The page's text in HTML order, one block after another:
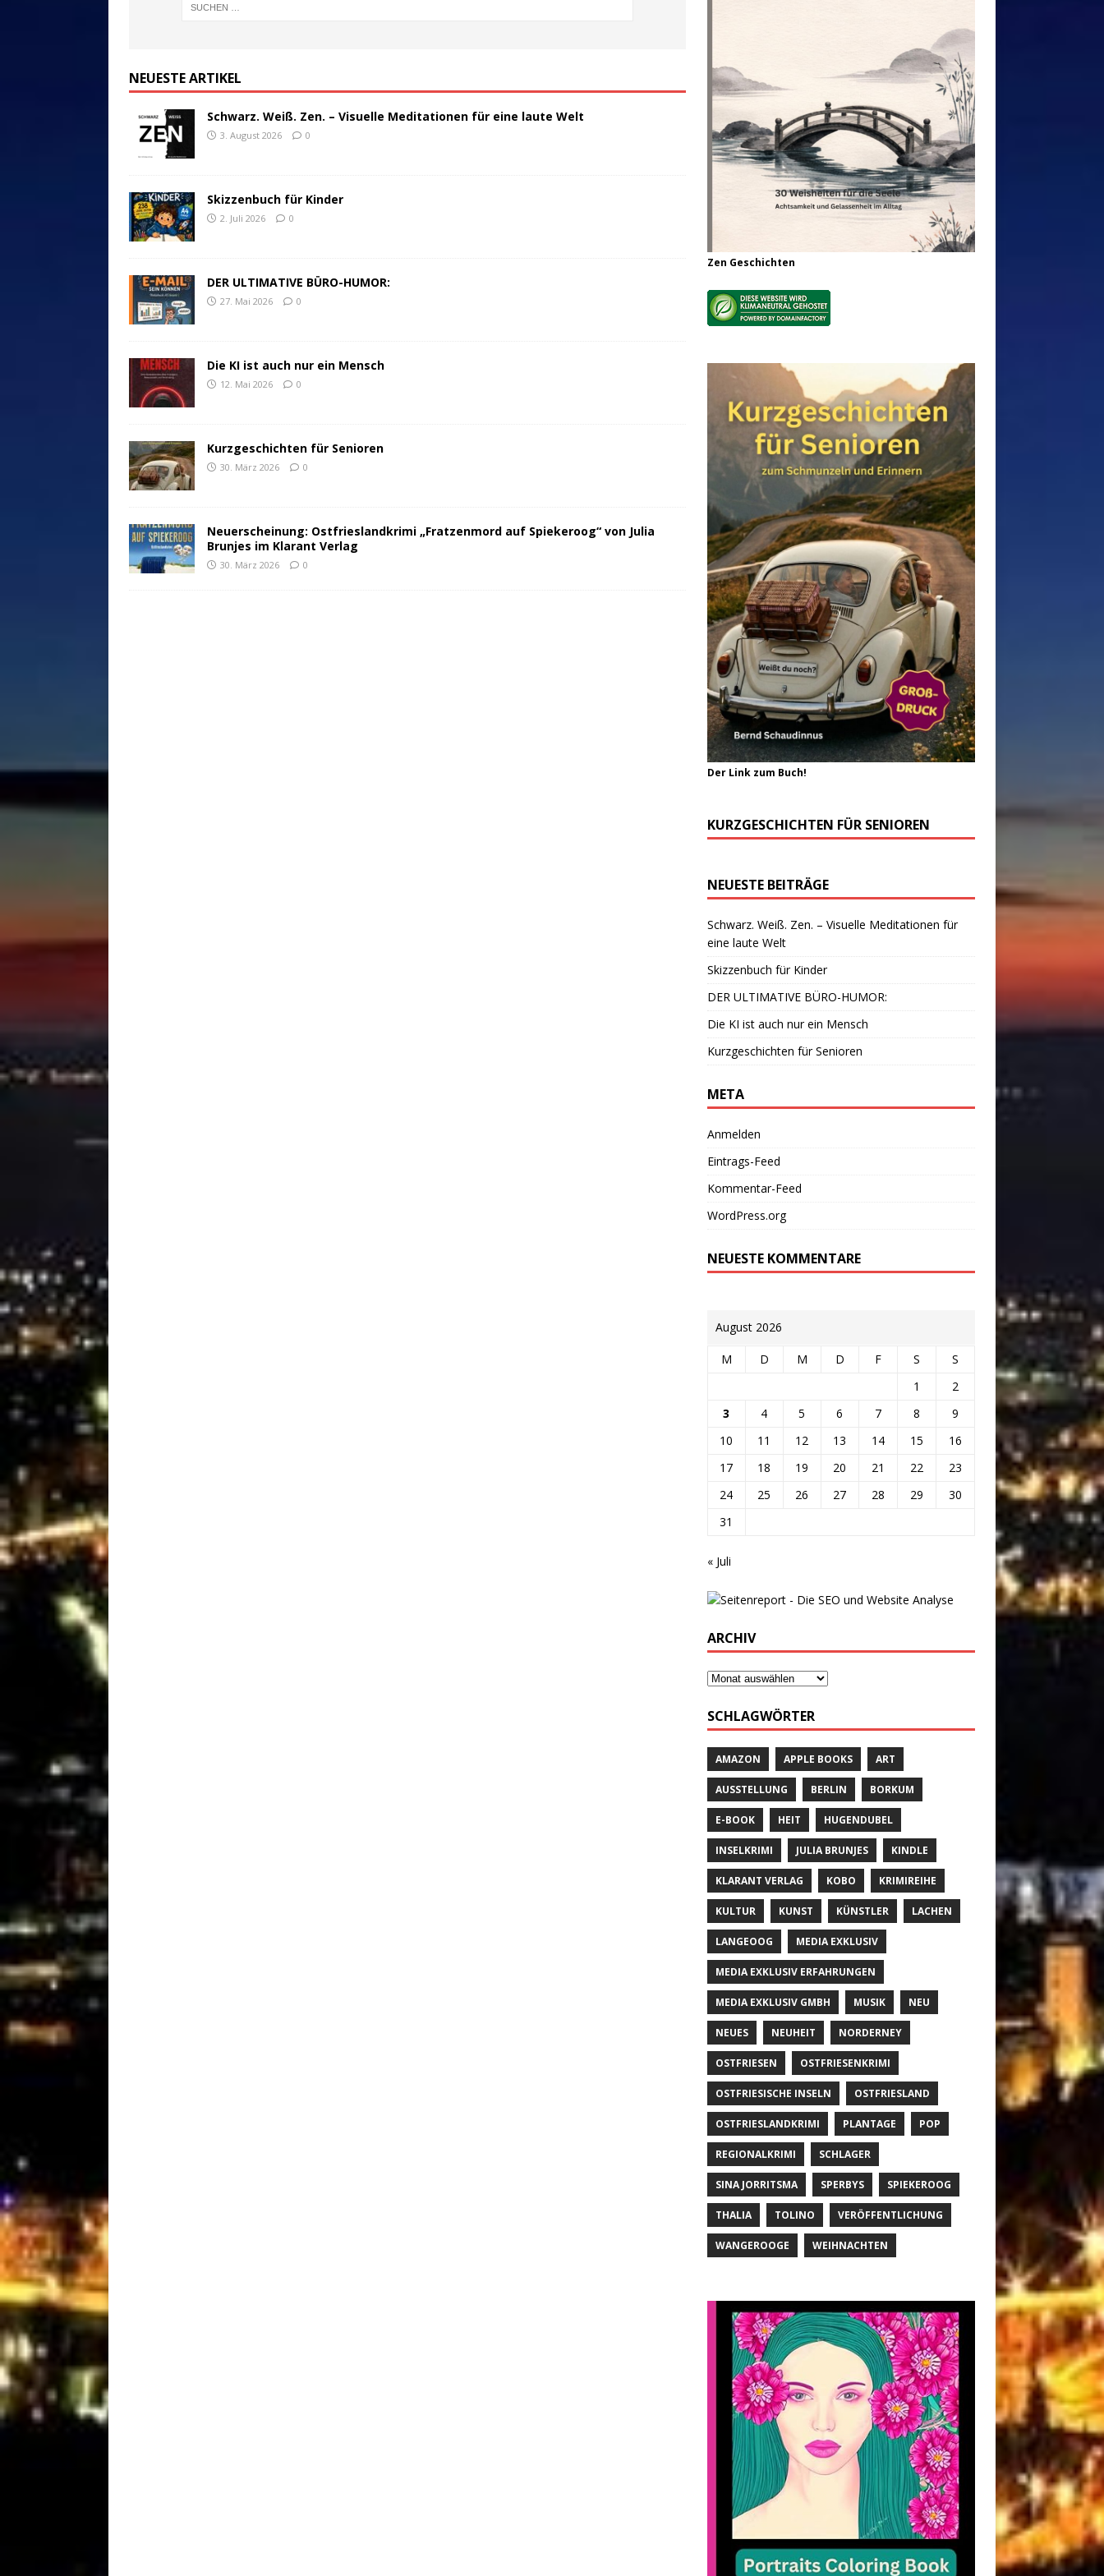
NEUESTE ARTIKEL
Schwarz. Weiß. Zen. – Visuelle Meditationen für eine laute Welt
3. August 2026 0
Skizzenbuch für Kinder
2. Juli 2026 0
DER ULTIMATIVE BÜRO-HUMOR:
27. Mai 2026 0
Die KI ist auch nur ein Mensch
12. Mai 2026 0
Kurzgeschichten für Senioren
30. März 2026 0
Neuerscheinung: Ostfrieslandkrimi „Fratzenmord auf Spiekeroog“ von Julia
Brunjes im Klarant Verlag
30. März 2026 0
Zen Geschichten
Der Link zum Buch!
KURZGESCHICHTEN FÜR SENIOREN
NEUESTE BEITRÄGE
Schwarz. Weiß. Zen. – Visuelle Meditationen für
eine laute Welt
Skizzenbuch für Kinder
DER ULTIMATIVE BÜRO-HUMOR:
Die KI ist auch nur ein Mensch
Kurzgeschichten für Senioren
META
Anmelden
Eintrags-Feed
Kommentar-Feed
WordPress.org
NEUESTE KOMMENTARE
August 2026
M D M D F S
S
1
2
3
4 5 6 7 8
9
10
11 12 13 14 15
16
17
18 19 20 21 22
23
24
25 26 27 28 29
30
31
« Juli
ARCHIV
SCHLAGWÖRTER
AMAZON APPLE BOOKS ART
AUSSTELLUNG BERLIN BORKUM
E-BOOK HEIT HUGENDUBEL
INSELKRIMI JULIA BRUNJES KINDLE
KLARANT VERLAG KOBO KRIMIREIHE
KULTUR KUNST KÜNSTLER LACHEN
LANGEOOG MEDIA EXKLUSIV
MEDIA EXKLUSIV ERFAHRUNGEN
MEDIA EXKLUSIV GMBH MUSIK NEU
NEUES NEUHEIT NORDERNEY
OSTFRIESEN OSTFRIESENKRIMI
OSTFRIESISCHE INSELN OSTFRIESLAND
OSTFRIESLANDKRIMI PLANTAGE POP
REGIONALKRIMI SCHLAGER
SINA JORRITSMA SPERBYS SPIEKEROOG
THALIA TOLINO VERÖFFENTLICHUNG
WANGEROOGE WEIHNACHTEN